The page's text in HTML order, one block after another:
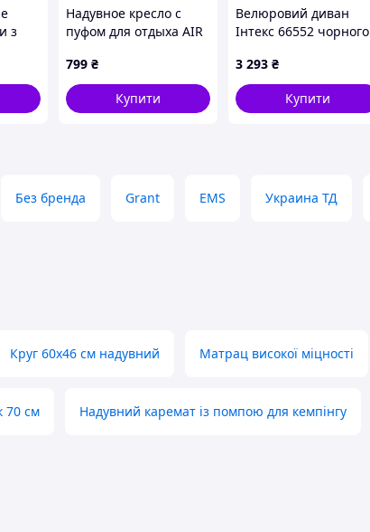
з
Надувное кресло с
пуфом для отдыха AIR
799 ₴
Купити
Велюровий диван
Інтекс 66552 чорного
3 293 ₴
Купити
Без бренда Grant EMS Украина ТД
Круг 60х46 см надувний Матрац високої міцності
70 см Надувний каремат із помпою для кемпінгу